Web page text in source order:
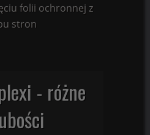
folii ochronnej z
stron
- różne